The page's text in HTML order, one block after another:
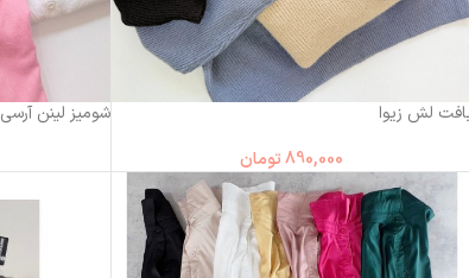
لش زیوا
890,000تومان
شومیز لینن آرسی